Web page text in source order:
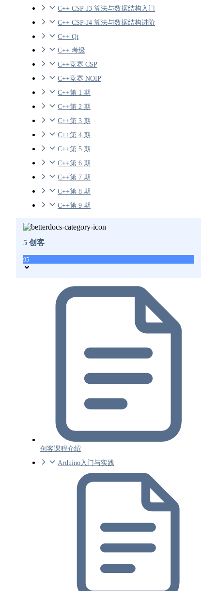
C++ CSP-J3 算法与数据结构入门
C++ CSP-J4 算法与数据结构进阶
C++ Qt
C++ 考级
C++竞赛 CSP
C++竞赛 NOIP
C++第 1 期
C++第 2 期
C++第 3 期
C++第 4 期
C++第 5 期
C++第 6 期
C++第 7 期
C++第 8 期
C++第 9 期
5 创客
95
创客课程介绍
Arduino入门与实践